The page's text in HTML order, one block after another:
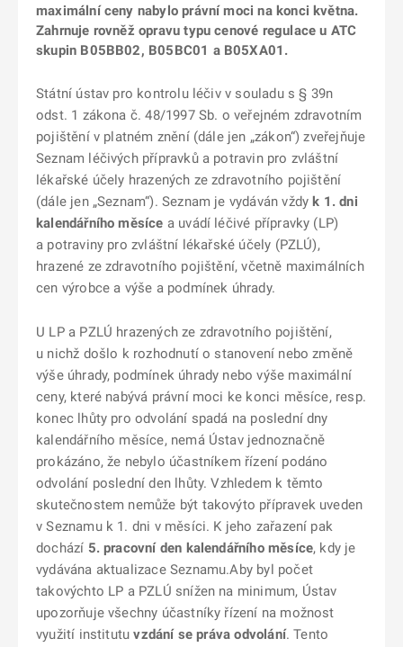
maximální ceny nabylo právní moci na konci května.
Zahrnuje rovněž opravu typu cenové regulace u ATC
skupin B05BB02, B05BC01 a B05XA01.
Státní ústav pro kontrolu léčiv v souladu s § 39n
odst. 1 zákona č. 48/1997 Sb. o veřejném zdravotním
pojištění v platném znění (dále jen „zákon“) zveřejňuje
Seznam léčivých přípravků a potravin pro zvláštní
lékařské účely hrazených ze zdravotního pojištění
(dále jen „Seznam“). Seznam je vydáván vždy k 1. dni
kalendářního měsíce a uvádí léčivé přípravky (LP)
a potraviny pro zvláštní lékařské účely (PZLÚ),
hrazené ze zdravotního pojištění, včetně maximálních
cen výrobce a výše a podmínek úhrady.
U LP a PZLÚ hrazených ze zdravotního pojištění,
u nichž došlo k rozhodnutí o stanovení nebo změně
výše úhrady, podmínek úhrady nebo výše maximální
ceny, které nabývá právní moci ke konci měsíce, resp.
konec lhůty pro odvolání spadá na poslední dny
kalendářního měsíce, nemá Ústav jednoznačně
prokázáno, že nebylo účastníkem řízení podáno
odvolání poslední den lhůty. Vzhledem k těmto
skutečnostem nemůže být takovýto přípravek uveden
v Seznamu k 1. dni v měsíci. K jeho zařazení pak
dochází 5. pracovní den kalendářního měsíce, kdy je
vydávána aktualizace Seznamu.Aby byl počet
takovýchto LP a PZLÚ snížen na minimum, Ústav
upozorňuje všechny účastníky řízení na možnost
využití institutuvzdání se práva odvolání. Tento